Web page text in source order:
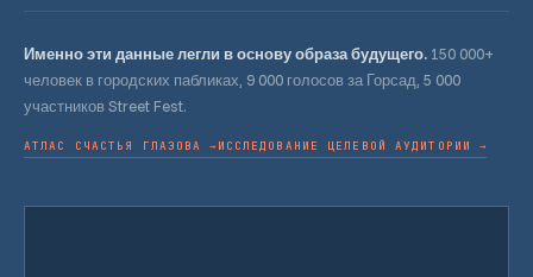
Именно эти данные легли в основу образа будущего. 150 000+
человек в городских пабликах, 9 000 голосов за Горсад, 5 000
участников Street Fest.
АТЛАС СЧАСТЬЯ ГЛАЗОВА → ИССЛЕДОВАНИЕ ЦЕЛЕВОЙ АУДИТОРИИ →